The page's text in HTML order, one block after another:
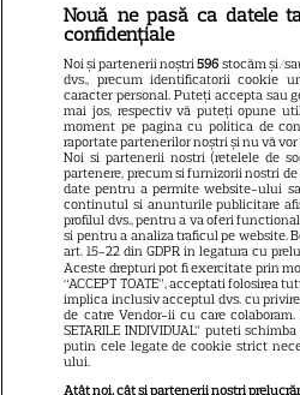
15
DISNEY PLUS
Disney+
august:
colecție
5
CINEMA
Eli Roth
horror
înghețată
Nouă ne pasă ca datele
confidențiale
Noi și partenerii noștri596 stocăm și/
dvs., precum identificatorii cookie
caracter personal. Puteți accepta sau
mai jos, respectiv vă puteți opune
moment pe pagina cu politica de
raportate partenerilor noștri și nu vă
Noi si partenerii nostri (retelele de
partenere, precum si furnizorii nostri
date pentru a permite website-ului
continutul si anunturile publicitare
profilul dvs., pentru a va oferi
si pentru a analiza traficul pe website.
art. 15-22 din GDPR in legatura cu
Aceste drepturi pot fi exercitate prin
“ACCEPT TOATE”, acceptati folosirea
implica inclusiv acceptul dvs. cu
de catre Vendor-ii cu care colaboram.
SETARILE INDIVIDUAL” puteti
putin cele legate de cookie strict
ului.
Atât noi, cât și partenerii noștri